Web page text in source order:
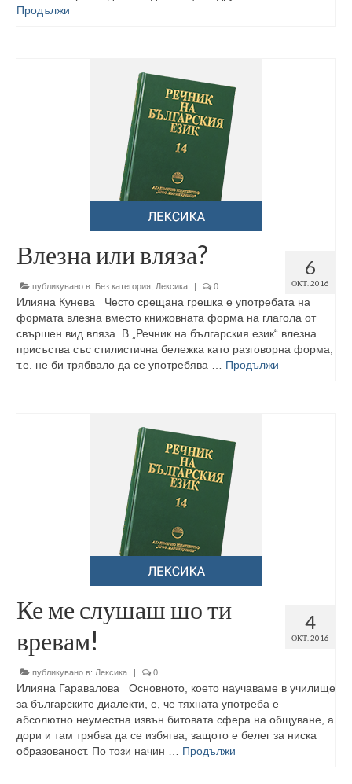
Продължи
6
ОКТ. 2016
Влезна или вляза?
публикувано в: Без категория Лексика | 0
Илияна Кунева Често срещана грешка е употребата на
формата влезна вместо книжовната форма на глагола от
свършен вид вляза. В „Речник на българския език“ влезна
присъства със стилистична бележка като разговорна форма,
т.е. не би трябвало да се употребява … Продължи
4
ОКТ. 2016
Ке ме слушаш шо ти
вревам!
публикувано в: Лексика | 0
Илияна Гаравалова Основното, което научаваме в училище
за българските диалекти, е, че тяхната употреба е
абсолютно неуместна извън битовата сфера на общуване, а
дори и там трябва да се избяг­ва, защото е белег за ниска
образованост. По този начин … Продължи